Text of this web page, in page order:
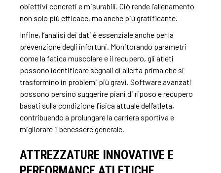
obiettivi concreti e misurabili. Ciò rende l’allenamento
non solo più efficace, ma anche più gratificante.
Infine, l’analisi dei dati è essenziale anche per la
prevenzione degli infortuni. Monitorando parametri
come la fatica muscolare e il recupero, gli atleti
possono identificare segnali di allerta prima che si
trasformino in problemi più gravi. Software avanzati
possono persino suggerire piani di riposo e recupero
basati sulla condizione fisica attuale dell’atleta,
contribuendo a prolungare la carriera sportiva e
migliorare il benessere generale.
ATTREZZATURE INNOVATIVE E